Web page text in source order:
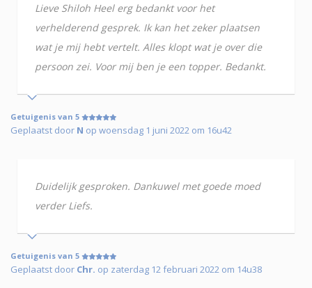
Lieve Shiloh Heel erg bedankt voor het
verhelderend gesprek. Ik kan het zeker plaatsen
wat je mij hebt vertelt. Alles klopt wat je over die
persoon zei. Voor mij ben je een topper. Bedankt.
Getuigenis van 5
Geplaatst door N op woensdag 1 juni 2022 om 16u42
Duidelijk gesproken. Dankuwel met goede moed
verder Liefs.
Getuigenis van 5
Geplaatst door Chr. op zaterdag 12 februari 2022 om 14u38